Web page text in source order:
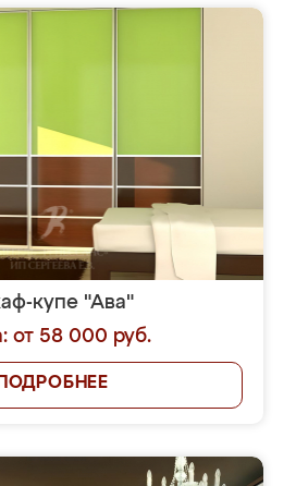
купе "Ава"
от 58 000 руб.
ПОДРОБНЕЕ